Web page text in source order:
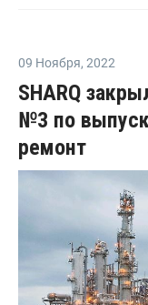
09 Ноября, 2022
SHARQ
№3 по
ремонт